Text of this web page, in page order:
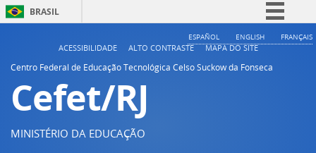
BRASIL
Simplifique!
ESPAÑOL ENGLISH FRANÇAIS
ACESSIBILIDADE ALTO CONTRASTE
MAPA DO SITE
Centro Federal de Educação Tecnológica Celso Suckow da Fonseca
Cefet/RJ
MINISTÉRIO DA EDUCAÇÃO